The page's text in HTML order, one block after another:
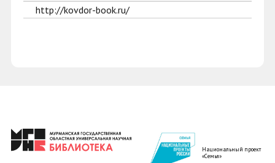
http://kovdor-book.ru/
Национальный проект
«Семья»